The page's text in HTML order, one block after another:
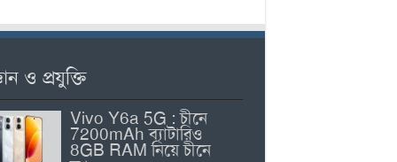
ও প্রযুক্তি
Vivo Y6a 5G : চীনে
7200mAh ব্যাটারিও
8GB RAM নিয়ে চীনে